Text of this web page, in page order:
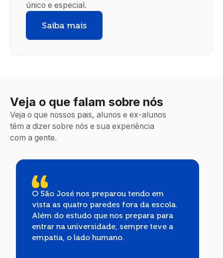
único e especial.
Saiba mais
Veja o que falam sobre nós
Veja o que nossos pais, alunos e ex-alunos
têm a dizer sobre nós e sua experiência
com a gente.
O São José nos preparou tendo em
vista as quatro paredes fora da escola.
Além do estudo que nos prepara para
entrar na universidade, sempre teve a
empatia, o lado humano.